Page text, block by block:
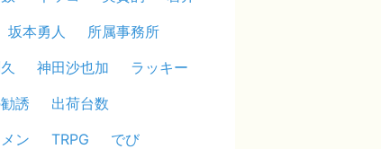
坂本勇人
所属事務所
神田沙也加
ラッキー
誘
出荷台数
ン
TRPG
でび